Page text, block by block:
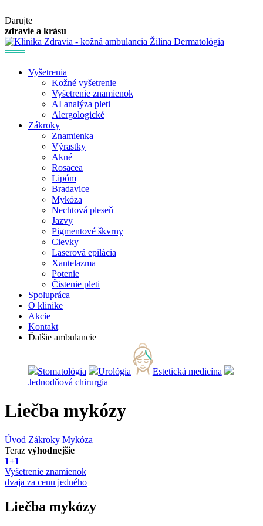
Darujte
zdravie a krásu
Dermatológia
Vyšetrenia
Kožné vyšetrenie
Vyšetrenie znamienok
AI analýza pleti
Alergologické
Zákroky
Znamienka
Výrastky
Akné
Rosacea
Lipóm
Bradavice
Mykóza
Nechtová pleseň
Jazvy
Pigmentové škvrny
Cievky
Laserová epilácia
Xantelazma
Potenie
Čistenie pleti
Spolupráca
O klinike
Akcie
Kontakt
Ďalšie ambulancie
Stomatológia Urológia
Estetická medicína
Jednodňová chirurgia
Liečba mykózy
Úvod Zákroky Mykóza
Teraz výhodnejšie
1+1
Vyšetrenie znamienok
dvaja za cenu jedného
Liečba mykózy